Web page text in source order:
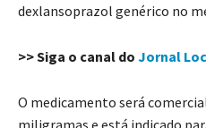
dexlansoprazol genérico no
>> Siga o canal do Jornal
O medicamento será
miligramas e está indicado